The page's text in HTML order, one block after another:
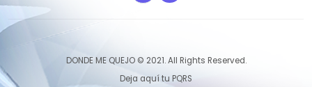
DONDE ME QUEJO © 2021. All Rights Reserved.
Deja aquí tu PQRS